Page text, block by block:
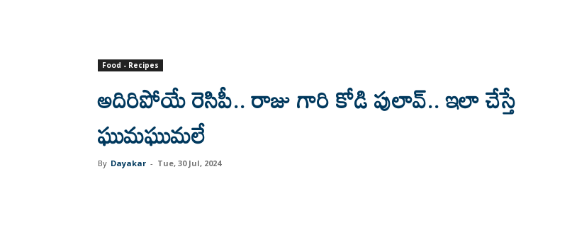
Food - Recipes
అదిరిపోయే రెసిపీ.. రాజు గారి కోడి పులావ్‌.. ఇలా చేస్తే
ఘుమఘుమలే
By Dayakar - Tue, 30 Jul, 2024